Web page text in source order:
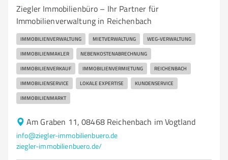
Ziegler Immobilienbüro – Ihr Partner für
Immobilienverwaltung in Reichenbach
IMMOBILIENVERWALTUNG MIETVERWALTUNG WEG-VERWALTUNG
IMMOBILIENMAKLER NEBENKOSTENABRECHNUNG
IMMOBILIENVERKAUF IMMOBILIENVERMIETUNG REICHENBACH
IMMOBILIENSERVICE LOKALE EXPERTISE KUNDENSERVICE
IMMOBILIENMARKT
Am Graben 11, 08468 Reichenbach im Vogtland
info@ziegler-immobilienbuero.de
ziegler-immobilienbuero.de/